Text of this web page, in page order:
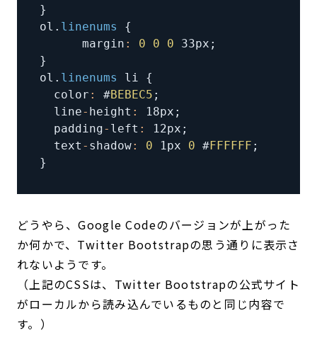
}
ol . linenums
{
margin : 0 0 0 33px ;
}
ol . linenums li {
color : #BEBEC5 ;
line- height : 18px ;
padding- left : 12px ;
text - shadow: 0 1px 0 #FFFFFF ;
}
どうやら、Google Codeのバージョンが上がった
か何かで、Twitter Bootstrapの思う通りに表示さ
れないようです。
（上記のCSSは、Twitter Bootstrapの公式サイト
がローカルから読み込んでいるものと同じ内容で
す。）